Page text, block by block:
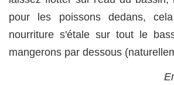
pour les poissons dedans,
nourriture s'étale sur tout le
mangerons par dessous